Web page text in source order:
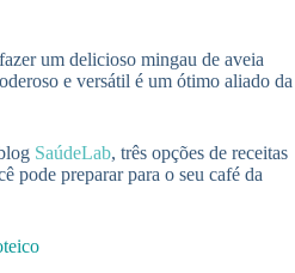
um delicioso mingau de aveia
e versátil é um ótimo aliado da
SaúdeLab, três opções de receitas
pode preparar para o seu café da